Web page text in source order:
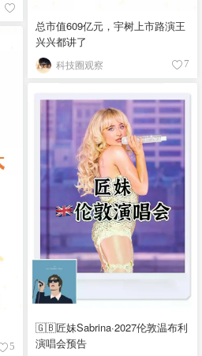
总市值609亿元，宇树上市路演王
兴兴都讲了
科技圈观察 7
5
🇬🇧匠妹Sabrina·2027伦敦温布利
演唱会预告